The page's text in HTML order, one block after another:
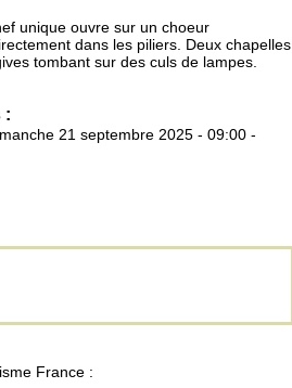
unique ouvre sur un choeur
dans les piliers. Deux chapelles
tombant sur des culs de lampes.
:
21 septembre 2025 - 09:00 -
France :